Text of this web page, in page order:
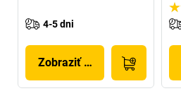
4-5 dni
Zobraziť produkt